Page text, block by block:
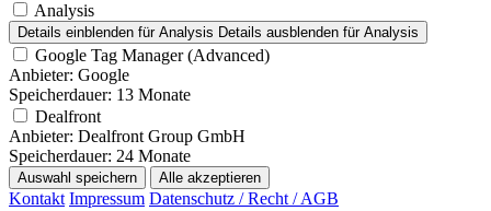
Analysis
Details einblenden für Analysis Details ausblenden für Analysis
Google Tag Manager (Advanced)
Anbieter: Google
Speicherdauer: 13 Monate
Dealfront
Anbieter: Dealfront Group GmbH
Speicherdauer: 24 Monate
Auswahl speichern Alle akzeptieren
Kontakt Impressum Datenschutz / Recht / AGB